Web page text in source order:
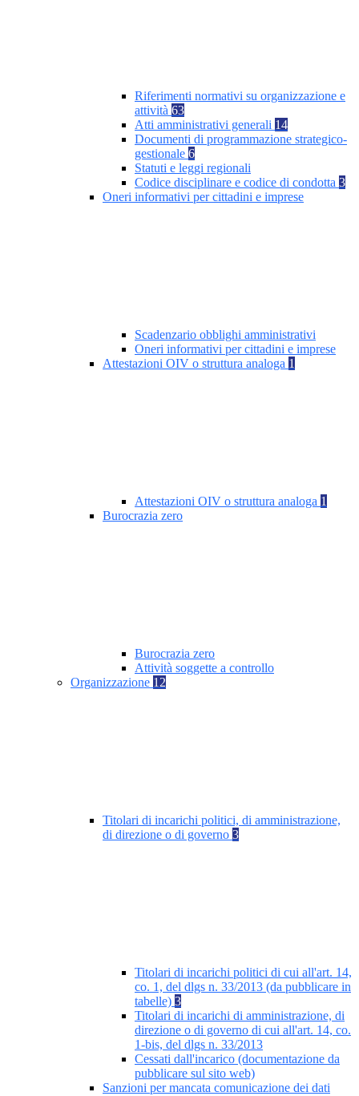
Riferimenti normativi su organizzazione e
attività 63
Atti amministrativi generali 14
Documenti di programmazione strategico-
gestionale 6
Statuti e leggi regionali
Codice disciplinare e codice di condotta 3
Oneri informativi per cittadini e imprese
Scadenzario obblighi amministrativi
Oneri informativi per cittadini e imprese
Attestazioni OIV o struttura analoga 1
Attestazioni OIV o struttura analoga 1
Burocrazia zero
Burocrazia zero
Attività soggette a controllo
Organizzazione 12
Titolari di incarichi politici, di amministrazione,
di direzione o di governo 3
Titolari di incarichi politici di cui all'art. 14,
co. 1, del dlgs n. 33/2013 (da pubblicare in
tabelle) 3
Titolari di incarichi di amministrazione, di
direzione o di governo di cui all'art. 14, co.
1-bis, del dlgs n. 33/2013
Cessati dall'incarico (documentazione da
pubblicare sul sito web)
Sanzioni per mancata comunicazione dei dati